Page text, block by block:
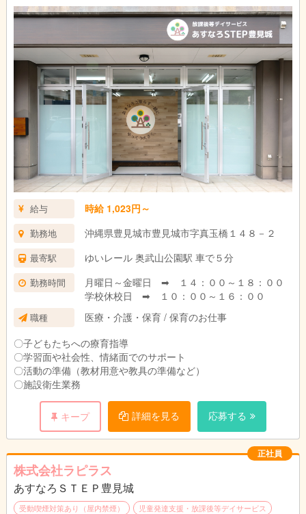
給与 時給 1,023円～
勤務地 沖縄県豊見城市豊見城市字真玉橋１４８－２
最寄駅 ゆいレール 奥武山公園駅 車で５分
勤務時間
月曜日～金曜日 ➡ １４：００～１８：００
学校休校日 ➡ １０：００～１６：００
職種
医療・介護・保育 / 保育のお仕事
〇子どもたちへの療育指導
〇学習面や社会性、情緒面でのサポート
〇活動の準備（教材用意や教具の準備など）
〇施設衛生業務
キープ 詳細を見る 応募する
正社員
株式会社ラピラス
あすなろＳＴＥＰ豊見城
受動喫煙対策あり（屋内禁煙）
児童発達支援・放課後等デイサービス